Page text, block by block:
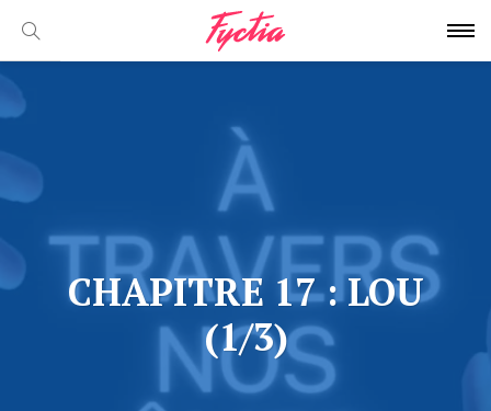
CHAPITRE 17 : LOU
(1/3)